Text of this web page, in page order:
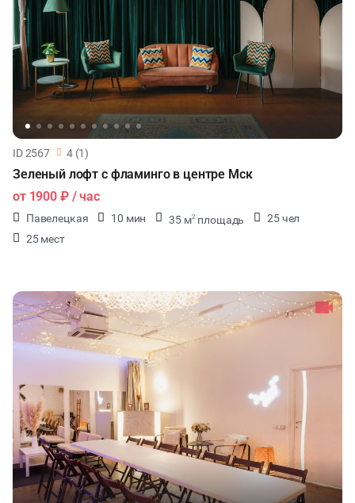
ID 2567 4 (1)
Зеленый лофт с фламинго в центре Мск
от 1900 ₽/ час
Павелецкая 10 мин 35 м2 площадь
25 чел
25 мест